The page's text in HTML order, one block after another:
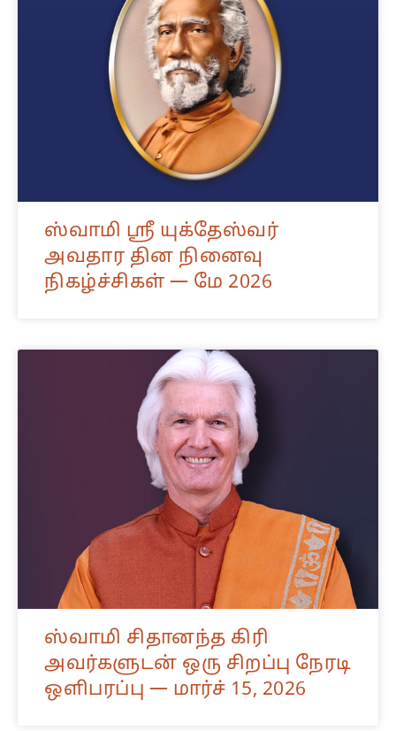
ஸ்வாமி ஸ்ரீ யுக்தேஸ்வர்
அவதார தின நினைவு
நிகழ்ச்சிகள் — மே 2026
ஸ்வாமி சிதானந்த கிரி
அவர்களுடன் ஒரு சிறப்பு நேரடி
ஒளிபரப்பு — மார்ச் 15, 2026